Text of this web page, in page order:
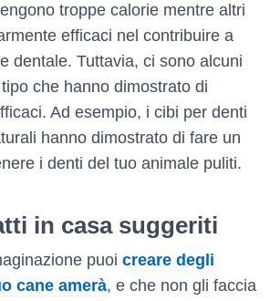
troppe calorie mentre altri
efficaci nel contribuire a
dentale. Tuttavia, ci sono alcuni
che hanno dimostrato di
Ad esempio, i cibi per denti
hanno dimostrato di fare un
i denti del tuo animale puliti.
in casa suggeriti
puoi creare degli
cane amerà, e che non gli faccia